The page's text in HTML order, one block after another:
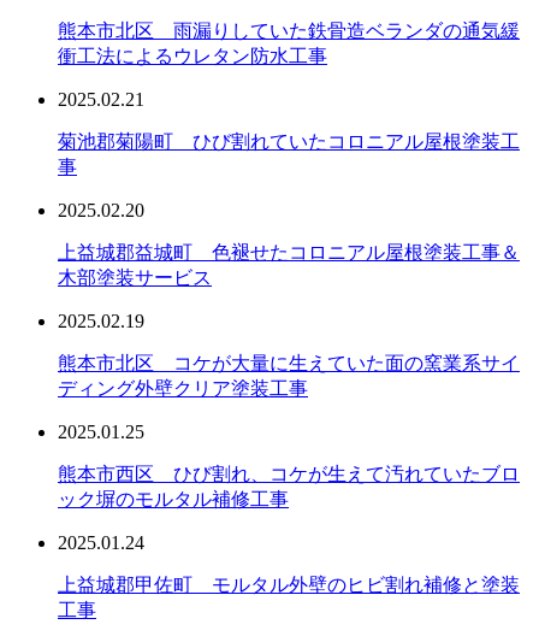
熊本市北区 雨漏りしていた鉄骨造ベランダの通気緩
衝工法によるウレタン防水工事
2025.02.21
菊池郡菊陽町 ひび割れていたコロニアル屋根塗装工
事
2025.02.20
上益城郡益城町 色褪せたコロニアル屋根塗装工事＆
木部塗装サービス
2025.02.19
熊本市北区 コケが大量に生えていた面の窯業系サイ
ディング外壁クリア塗装工事
2025.01.25
熊本市西区 ひび割れ、コケが生えて汚れていたブロ
ック塀のモルタル補修工事
2025.01.24
上益城郡甲佐町 モルタル外壁のヒビ割れ補修と塗装
工事